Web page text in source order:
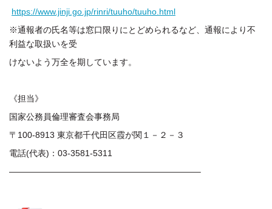
https://www.jinji.go.jp/rinri/tuuho/tuuho.html
※通報者の氏名等は窓口限りにとどめられるなど、通報により不
利益な取扱いを受
けないよう万全を期しています。
《担当》
国家公務員倫理審査会事務局
〒100-8913 東京都千代田区霞が関１－２－３
電話(代表)：03-3581-5311
——————————————————————–